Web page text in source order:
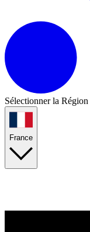
Sélectionner la Région
France